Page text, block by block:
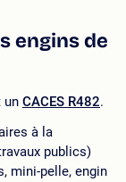
engins de
un CACES R482.
à la
publics)
mini-pelle, engin